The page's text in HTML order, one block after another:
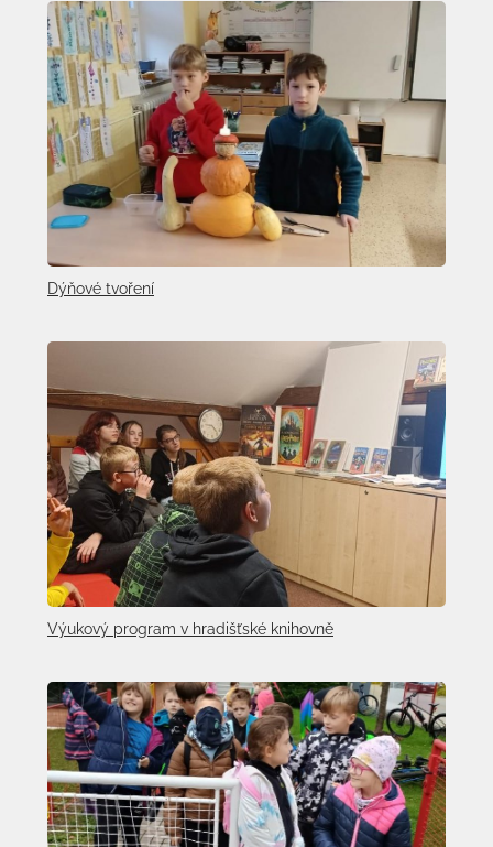
Dýňové tvoření
Výukový program v hradišťské knihovně